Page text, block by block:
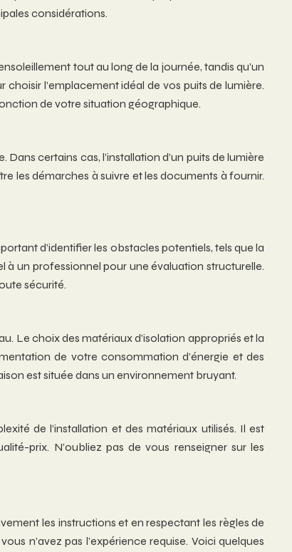
considérations.
tout au long de la journée, tandis qu’un
l’emplacement idéal de vos puits de lumière.
de votre situation géographique.
certains cas, l’installation d’un puits de lumière
les démarches à suivre et les documents à fournir.
d’identifier les obstacles potentiels, tels que la
à un professionnel pour une évaluation structurelle.
sécurité.
Le choix des matériaux d’isolation appropriés et la
de votre consommation d’énergie et des
est située dans un environnement bruyant.
de l’installation et des matériaux utilisés. Il est
prix. N’oubliez pas de vous renseigner sur les
les instructions et en respectant les règles de
n’avez pas l’expérience requise. Voici quelques